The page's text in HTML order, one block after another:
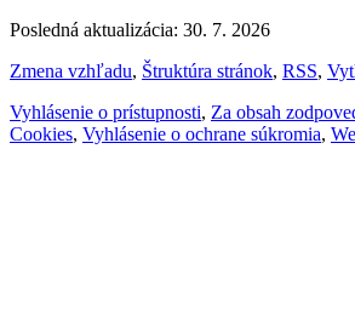
Posledná aktualizácia: 30. 7. 2026
Zmena vzhľadu, Štruktúra stránok, RSS,
Vyhlásenie o prístupnosti, Za obsah
Cookies, Vyhlásenie o ochrane súkromia,